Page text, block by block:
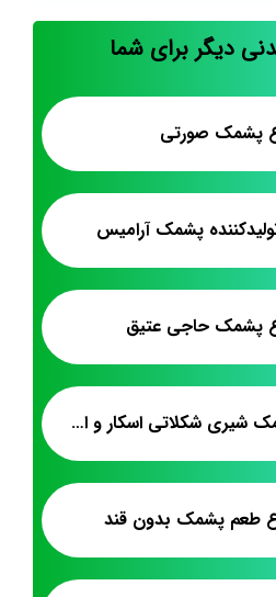
دیگر برای شما
پشمک صورتی
پشمک آرامیس
پشمک حاجی عتیق
عرضه پشمک شیری شکلاتی اسکار و استار آرامیس
طعم پشمک بدون قند